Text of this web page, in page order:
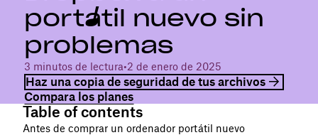
portátil nuevo sin
problemas
3 minutos de lectura•2 de enero de 2025
Haz una copia de seguridad de tus archivos
Compara los planes
Table of contents
Antes de comprar un ordenador portátil nuevo